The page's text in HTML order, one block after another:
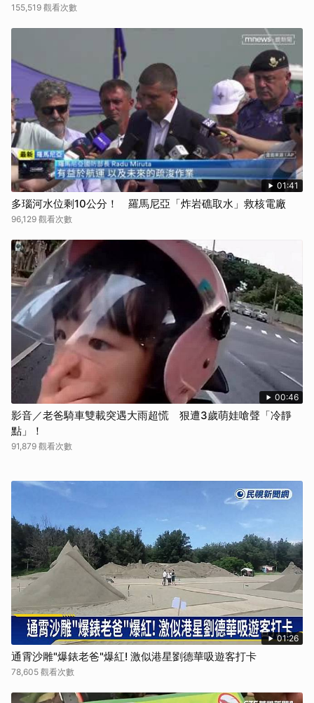
155,519 觀看次數
01:41
多瑙河水位剩10公分！ 羅馬尼亞「炸岩礁取水」救核電廠
96,129 觀看次數
00:46
影音／老爸騎車雙載突遇大雨超慌 狠遭3歲萌娃嗆聲「冷靜
點」！
91,879 觀看次數
01:26
通霄沙雕"爆錶老爸"爆紅! 激似港星劉德華吸遊客打卡
78,605 觀看次數